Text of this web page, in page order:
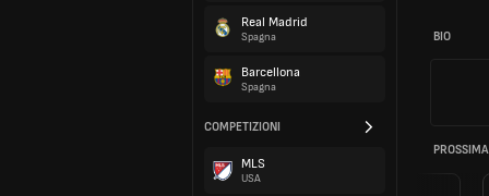
Real Madrid
Spagna
Barcellona
Spagna
COMPETIZIONI
MLS
USA
BIO